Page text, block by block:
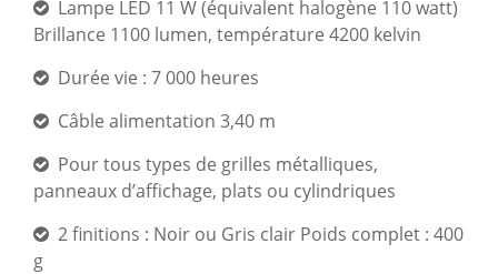
Lampe LED 11 W (équivalent halogène 110 watt)
Brillance 1100 lumen, température 4200 kelvin
Durée vie : 7 000 heures
Câble alimentation 3,40 m
Pour tous types de grilles métalliques,
panneaux d’affichage, plats ou cylindriques
2 finitions : Noir ou Gris clair Poids complet : 400
g